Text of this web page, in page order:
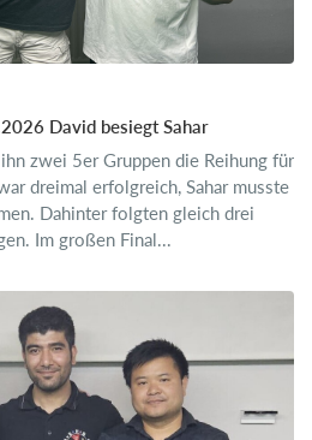
David besiegt Sahar
zwei 5er Gruppen die Reihung für
dreimal erfolgreich, Sahar musste
Dahinter folgten gleich drei
Im großen Final...